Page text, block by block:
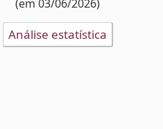
(em 03/06/2026)
Análise estatística